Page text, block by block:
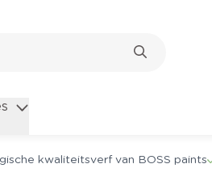
kwaliteitsverf van BOSS paints